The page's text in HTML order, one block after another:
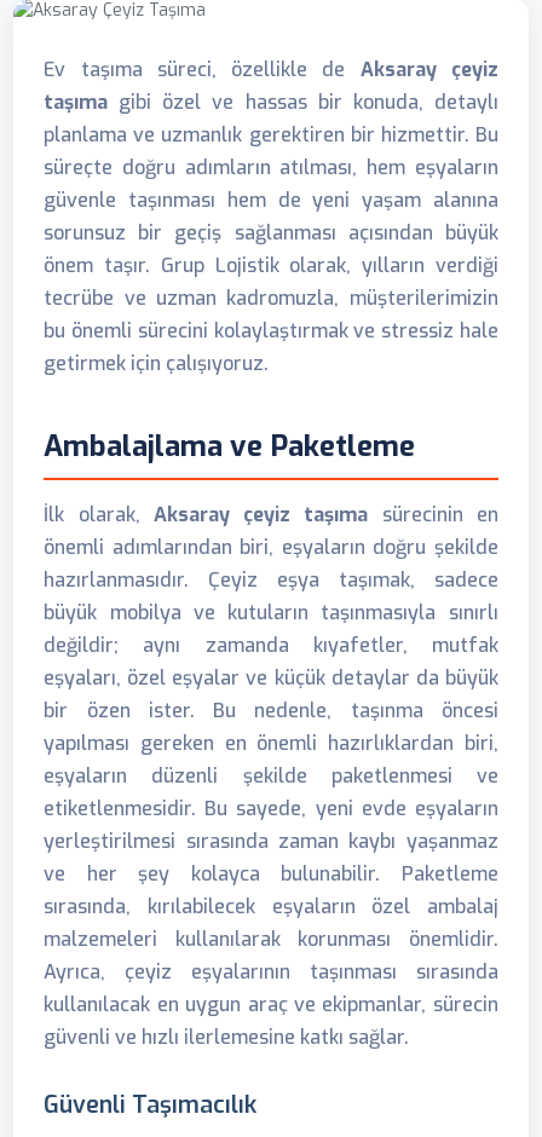
Ev taşıma süreci, özellikle de Aksaray çeyiz
taşıma gibi özel ve hassas bir konuda, detaylı
planlama ve uzmanlık gerektiren bir hizmettir. Bu
süreçte doğru adımların atılması, hem eşyaların
güvenle taşınması hem de yeni yaşam alanına
sorunsuz bir geçiş sağlanması açısından büyük
önem taşır. Grup Lojistik olarak, yılların verdiği
tecrübe ve uzman kadromuzla, müşterilerimizin
bu önemli sürecini kolaylaştırmak ve stressiz hale
getirmek için çalışıyoruz.
Ambalajlama ve Paketleme
İlk olarak, Aksaray çeyiz taşıma sürecinin en
önemli adımlarından biri, eşyaların doğru şekilde
hazırlanmasıdır. Çeyiz eşya taşımak, sadece
büyük mobilya ve kutuların taşınmasıyla sınırlı
değildir; aynı zamanda kıyafetler, mutfak
eşyaları, özel eşyalar ve küçük detaylar da büyük
bir özen ister. Bu nedenle, taşınma öncesi
yapılması gereken en önemli hazırlıklardan biri,
eşyaların düzenli şekilde paketlenmesi ve
etiketlenmesidir. Bu sayede, yeni evde eşyaların
yerleştirilmesi sırasında zaman kaybı yaşanmaz
ve her şey kolayca bulunabilir. Paketleme
sırasında, kırılabilecek eşyaların özel ambalaj
malzemeleri kullanılarak korunması önemlidir.
Ayrıca, çeyiz eşyalarının taşınması sırasında
kullanılacak en uygun araç ve ekipmanlar, sürecin
güvenli ve hızlı ilerlemesine katkı sağlar.
Güvenli Taşımacılık